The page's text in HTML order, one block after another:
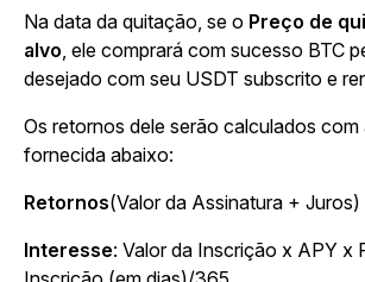
Na data da quitação, se o Preço de
alvo , ele comprará com sucesso BTC
desejado com seu USDT subscrito e
Os retornos dele serão calculados com
fornecida abaixo:
Retornos(Valor da Assinatura +
Interesse: Valor da Inscrição x APY x